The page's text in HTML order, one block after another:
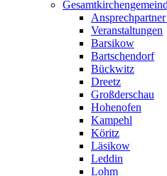
Veranstaltungen
Barsikow
Bartschendorf
Bückwitz
Dreetz
Großderschau
Hohenofen
Kampehl
Köritz
Läsikow
Leddin
Lohm